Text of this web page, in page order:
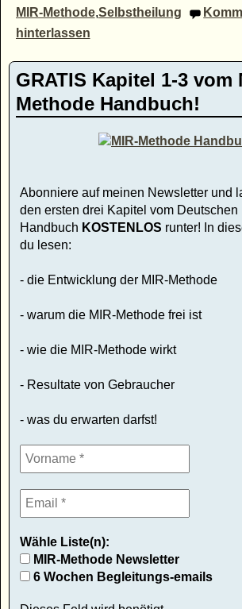
MIR-Methode,Selbstheilung
hinterlassen
GRATIS Kapitel 1-3 vom
Methode Handbuch!
Abonniere auf meinen Newsletter und
den ersten drei Kapitel vom Deutschen
Handbuch KOSTENLOS runter! In
du lesen:
- die Entwicklung der MIR-Methode
- warum die MIR-Methode frei ist
- wie die MIR-Methode wirkt
- Resultate von Gebraucher
- was du erwarten darfst!
Wähle Liste(n):
MIR-Methode Newsletter
6 Wochen Begleitungs-emails